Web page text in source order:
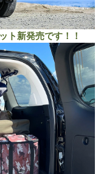
ト新発売です！！